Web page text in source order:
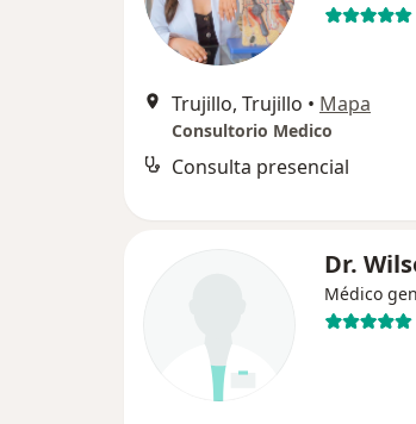
Trujillo, Trujillo • Mapa
Consultorio Medico
Consulta presencial
Dr.
Médico